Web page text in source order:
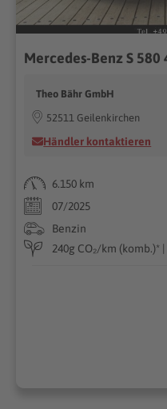
Theo Bähr GmbH
52511 Geilenkirchen
Händler kontaktieren
6.150 km
07/2025
Benzin
240g CO₂/km (komb.)*